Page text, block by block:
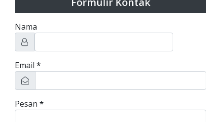
Nama
Email *
Pesan *